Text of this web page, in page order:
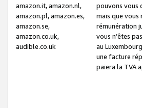
amazon.it, amazon.nl,
amazon.pl, amazon.es,
amazon.se,
amazon.co.uk,
audible.co.uk
pouvons vous
mais que
rémunération
vous n’êtes
au
une facture
paiera la TVA